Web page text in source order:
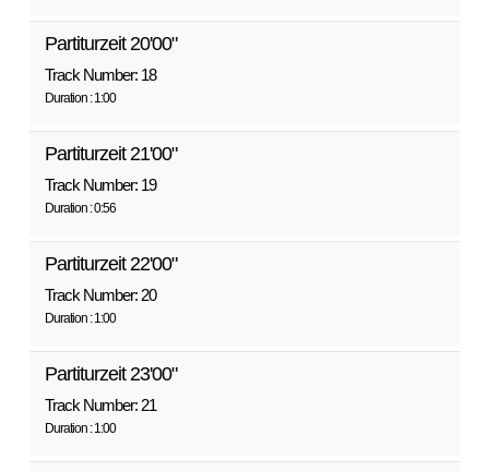
Partiturzeit 20'00"
Track Number: 18
Duration : 1:00
Partiturzeit 21'00"
Track Number: 19
Duration : 0:56
Partiturzeit 22'00"
Track Number: 20
Duration : 1:00
Partiturzeit 23'00"
Track Number: 21
Duration : 1:00